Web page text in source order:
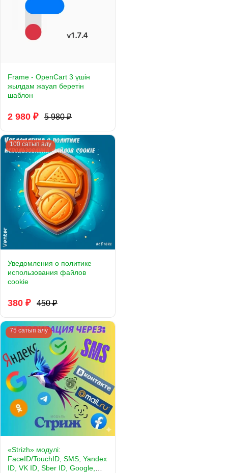
Frame - OpenCart 3 үшін
жылдам жауап беретін
шаблон
2 980 ₽ 5 980 ₽
100 сатып алу
Уведомления о политике
использования файлов
cookie
380 ₽ 450 ₽
75 сатып алу
«Strizh» модулі:
FaceID/TouchID, SMS, Yandex
ID, VK ID, Sber ID, Google,